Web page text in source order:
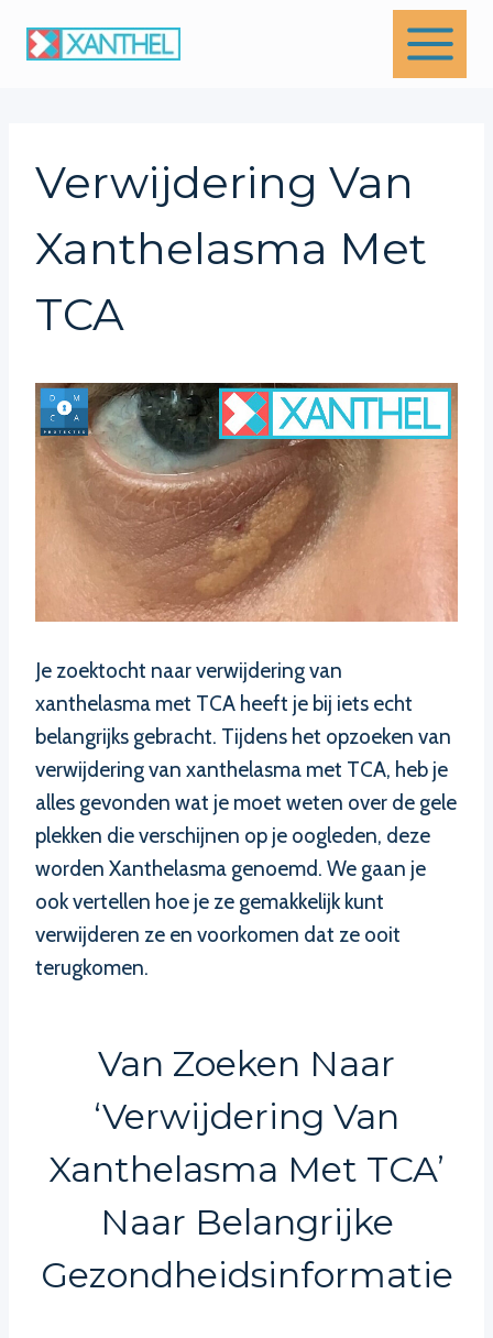
Verwijdering Van
Xanthelasma Met
TCA
Je zoektocht naar verwijdering van
xanthelasma met TCA heeft je bij iets echt
belangrijks gebracht. Tijdens het opzoeken van
verwijdering van xanthelasma met TCA, heb je
alles gevonden wat je moet weten over de gele
plekken die verschijnen op je oogleden, deze
worden Xanthelasma genoemd. We gaan je
ook vertellen hoe je ze gemakkelijk kunt
verwijderen ze en voorkomen dat ze ooit
terugkomen.
Van Zoeken Naar
‘verwijdering Van
Xanthelasma Met TCA’
Naar Belangrijke
Gezondheidsinformatie